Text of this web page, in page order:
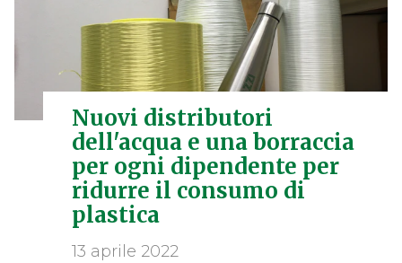
Nuovi distributori
dell'acqua e una borraccia
per ogni dipendente per
ridurre il consumo di
plastica
13 aprile 2022